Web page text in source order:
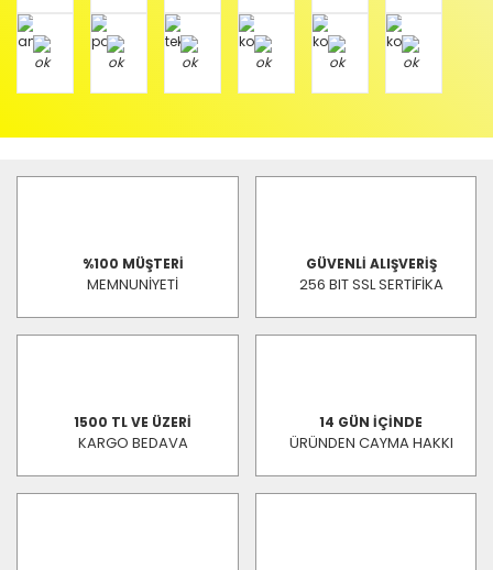
%100 MÜŞTERİ
MEMNUNİYETİ
GÜVENLİ ALIŞVERİŞ
256 BIT SSL SERTİFİKA
1500 TL VE ÜZERİ
KARGO BEDAVA
14 GÜN İÇİNDE
ÜRÜNDEN CAYMA HAKKI